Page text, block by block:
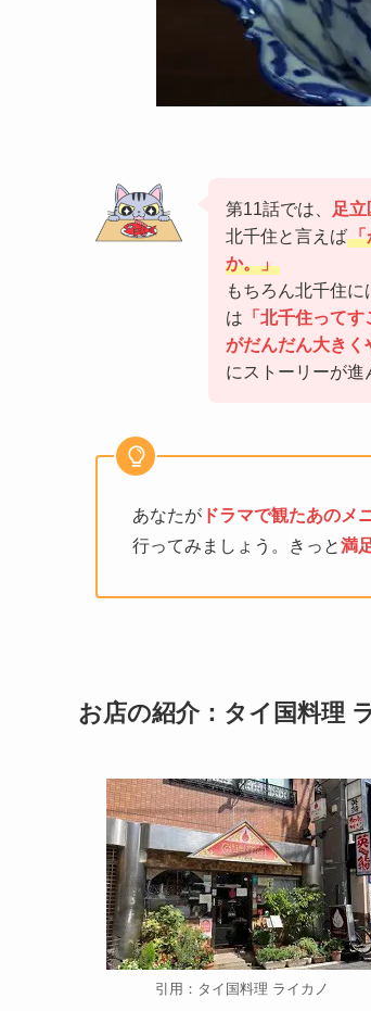
第11話では、 足
北千住と言えば「
か。」
もちろん北千住
は 「北千住って
がだんだん大きく
にストーリーが進
あなたが ドラマで観たあのメ
行ってみましょう。きっと満
お店の紹介：タイ国料理
引用：タイ国料理 ライカノ